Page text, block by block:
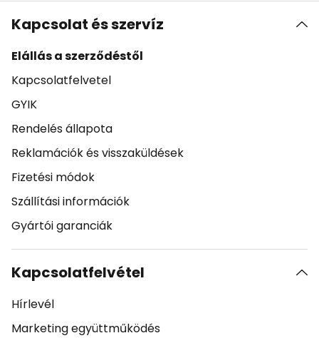
Kapcsolat és szervíz
Elállás a szerződéstől
Kapcsolatfelvetel
GYIK
Rendelés állapota
Reklamációk és visszaküldések
Fizetési módok
Szállítási információk
Gyártói garanciák
Kapcsolatfelvétel
Hírlevél
Marketing együttműködés